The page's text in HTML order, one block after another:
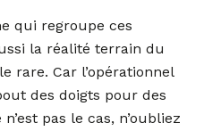
qui regroupe ces
la réalité terrain du
rare. Car l’opérationnel
des doigts pour des
pas le cas, n’oubliez